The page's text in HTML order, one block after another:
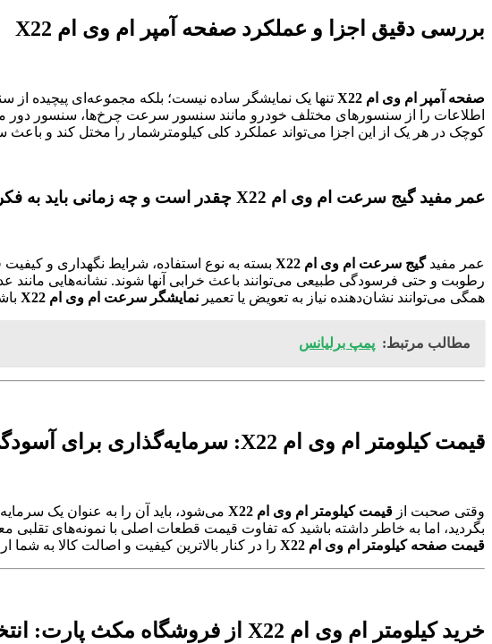
بررسی دقیق اجزا و عملکرد صفحه آمپر ام وی ام X22
صفحه آمپر ام وی ام X22
تنها یک نمایشگر ساده نیست؛ بلکه مجموعه‌ای پیچیده
اطلاعات را از سنسورهای مختلف خودرو مانند سنسور سرعت چرخ‌ها، سنسور دور
کوچک در هر یک از این اجزا می‌تواند عملکرد کلی کیلومترشمار را مختل کند و
عمر مفید گیج سرعت ام وی ام X22 چقدر است و چه زمانی باید به فکر تعویض آن باشیم؟
عمر مفیدگیج سرعت ام وی ام X22
بسته به نوع استفاده، شرایط نگهداری و
رطوبت و حتی فرسودگی طبیعی می‌توانند باعث خرابی آنها شوند. نشانه‌هایی
همگی می‌توانند نشان‌دهنده نیاز به تعویض یا تعمیر نمایشگر سرعت ام وی ام X22
مطالب مرتبط: پمپ برلیانس
قیمت کیلومتر ام وی ام X22: سرمایه‌گذاری برای آسودگی خاطر شما
وقتی صحبت از قیمت کیلومتر ام وی ام X22
می‌شود، باید آن را به عنوان یک
بگردید، اما به خاطر داشته باشید که تفاوت قیمت قطعات اصلی با نمونه‌های تقلبی
قیمت صفحه کیلومتر ام وی ام X22
را در کنار بالاترین کیفیت و اصالت کالا به شما
خرید کیلومتر ام وی ام X22 از فروشگاه مکث پارت: انتخابی مطمئن و هوشمندانه